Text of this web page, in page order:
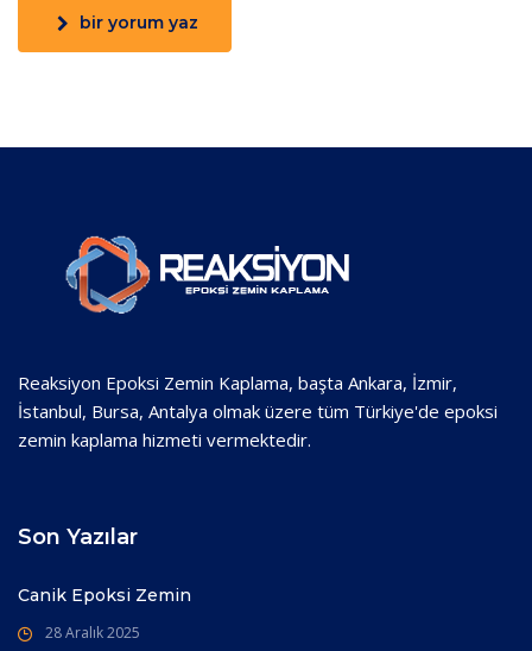
bir yorum yaz
Reaksiyon Epoksi Zemin Kaplama, başta Ankara, İzmir,
İstanbul, Bursa, Antalya olmak üzere tüm Türkiye'de epoksi
zemin kaplama hizmeti vermektedir.
Son Yazılar
Canik Epoksi Zemin
28 Aralık 2025